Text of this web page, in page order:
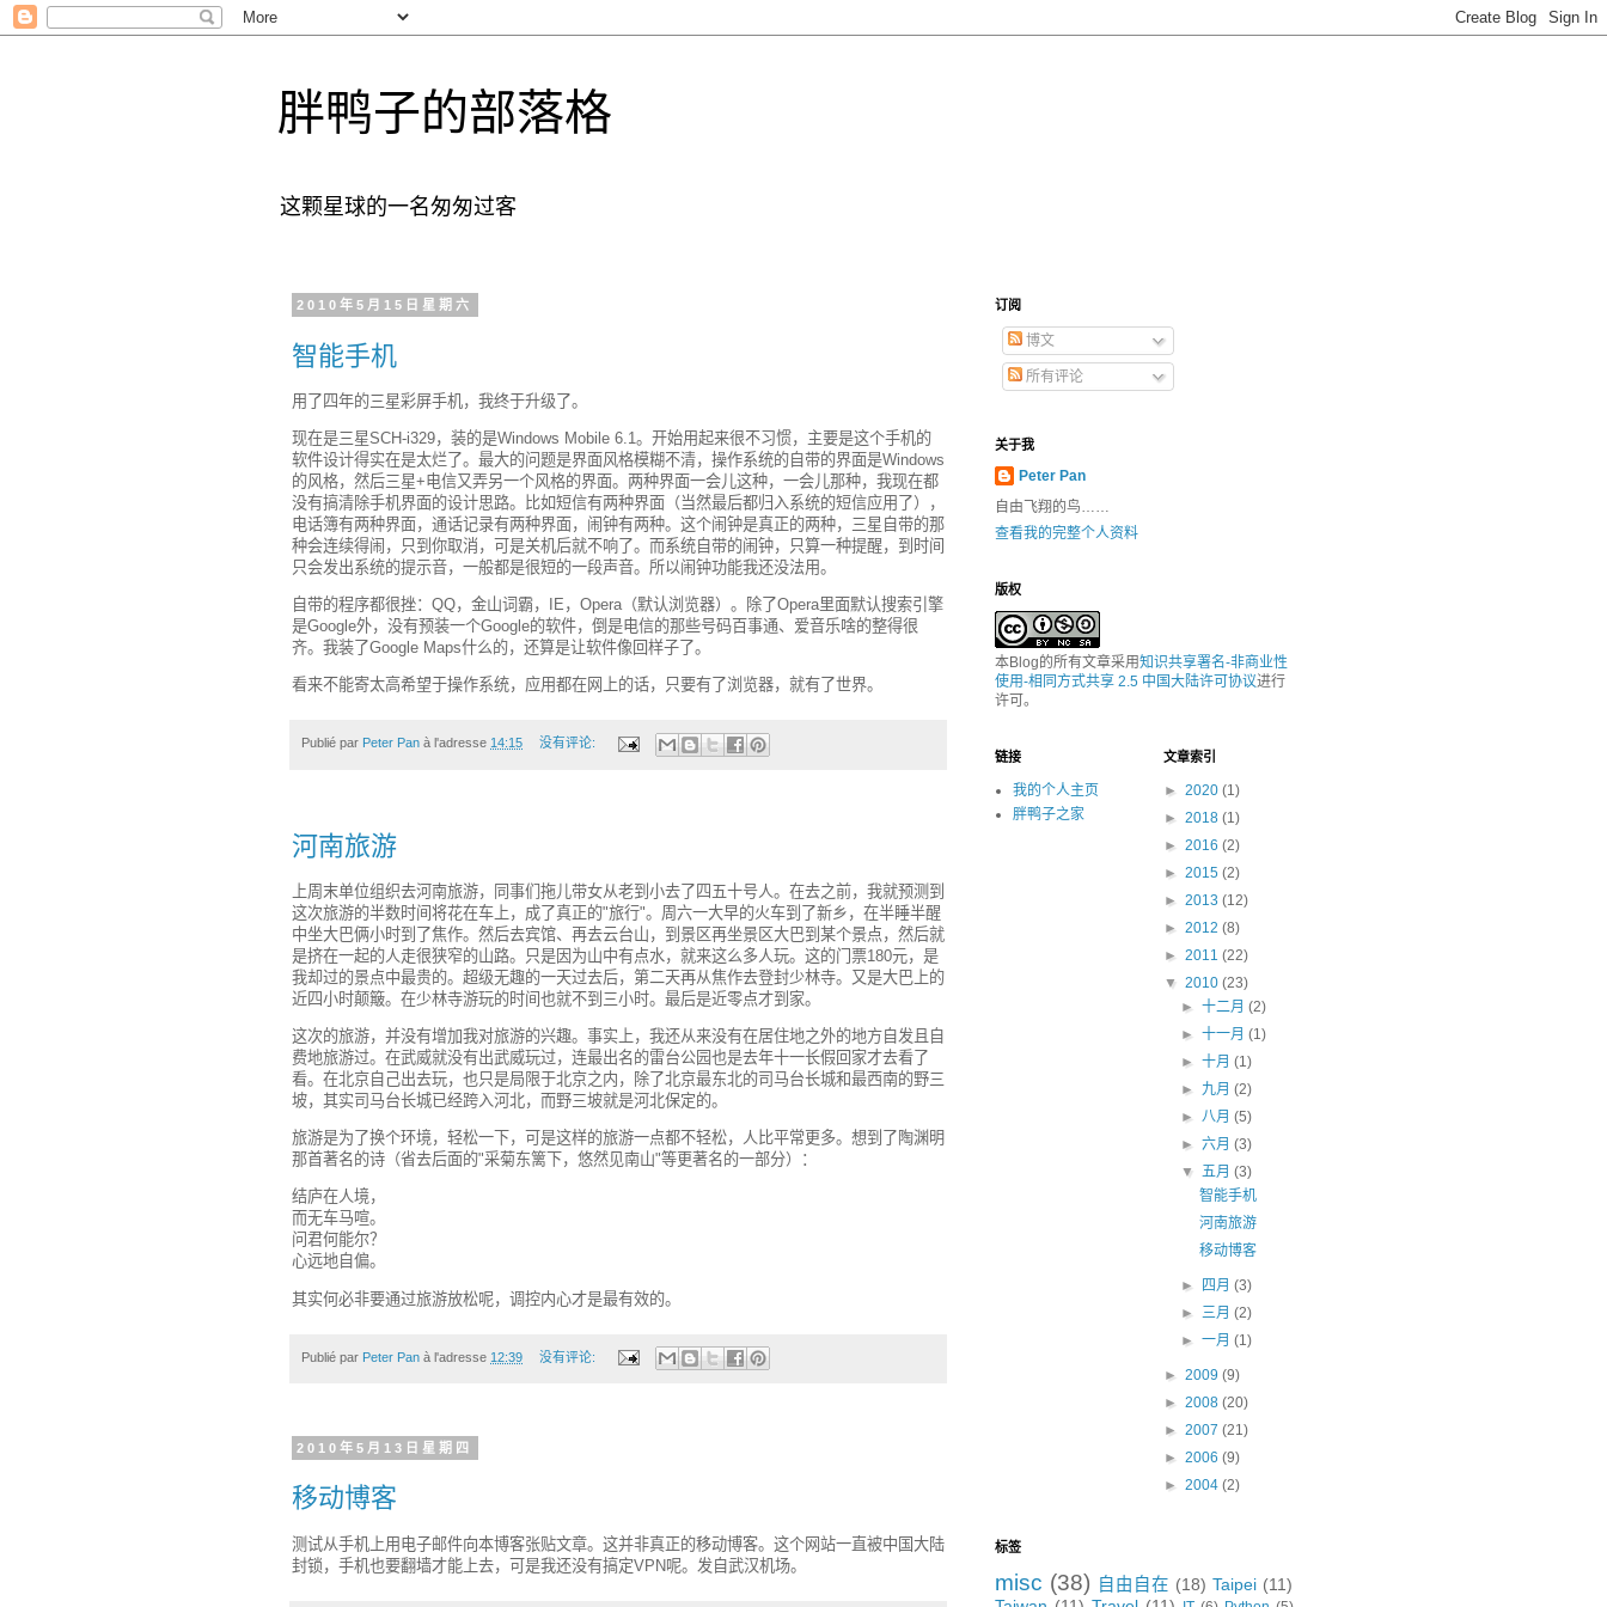
胖鸭子的部落格
这颗星球的一名匆匆过客
2010年5月15日星期六
智能手机
用了四年的三星彩屏手机，我终于升级了。
现在是三星SCH-i329，装的是Windows Mobile 6.1。开始用起来很不习惯，主要是这个手机的
软件设计得实在是太烂了。最大的问题是界面风格模糊不清，操作系统的自带的界面是Windows
的风格，然后三星+电信又弄另一个风格的界面。两种界面一会儿这种，一会儿那种，我现在都
没有搞清除手机界面的设计思路。比如短信有两种界面（当然最后都归入系统的短信应用了），
电话簿有两种界面，通话记录有两种界面，闹钟有两种。这个闹钟是真正的两种，三星自带的那
种会连续得闹，只到你取消，可是关机后就不响了。而系统自带的闹钟，只算一种提醒，到时间
只会发出系统的提示音，一般都是很短的一段声音。所以闹钟功能我还没法用。
自带的程序都很挫：QQ，金山词霸，IE，Opera（默认浏览器）。除了Opera里面默认搜索引擎
是Google外，没有预装一个Google的软件，倒是电信的那些号码百事通、爱音乐啥的整得很
齐。我装了Google Maps什么的，还算是让软件像回样子了。
看来不能寄太高希望于操作系统，应用都在网上的话，只要有了浏览器，就有了世界。
Publié par Peter Pan à l'adresse 14:15 没有评论:
河南旅游
上周末单位组织去河南旅游，同事们拖儿带女从老到小去了四五十号人。在去之前，我就预测到
这次旅游的半数时间将花在车上，成了真正的"旅行"。周六一大早的火车到了新乡，在半睡半醒
中坐大巴俩小时到了焦作。然后去宾馆、再去云台山，到景区再坐景区大巴到某个景点，然后就
是挤在一起的人走很狭窄的山路。只是因为山中有点水，就来这么多人玩。这的门票180元，是
我却过的景点中最贵的。超级无趣的一天过去后，第二天再从焦作去登封少林寺。又是大巴上的
近四小时颠簸。在少林寺游玩的时间也就不到三小时。最后是近零点才到家。
这次的旅游，并没有增加我对旅游的兴趣。事实上，我还从来没有在居住地之外的地方自发且自
费地旅游过。在武威就没有出武威玩过，连最出名的雷台公园也是去年十一长假回家才去看了
看。在北京自己出去玩，也只是局限于北京之内，除了北京最东北的司马台长城和最西南的野三
坡，其实司马台长城已经跨入河北，而野三坡就是河北保定的。
旅游是为了换个环境，轻松一下，可是这样的旅游一点都不轻松，人比平常更多。想到了陶渊明
那首著名的诗（省去后面的"采菊东篱下，悠然见南山"等更著名的一部分）：
结庐在人境，
而无车马喧。
问君何能尔？
心远地自偏。
其实何必非要通过旅游放松呢，调控内心才是最有效的。
Publié par Peter Pan à l'adresse 12:39 没有评论:
2010年5月13日星期四
移动博客
测试从手机上用电子邮件向本博客张贴文章。这并非真正的移动博客。这个网站一直被中国大陆
封锁，手机也要翻墙才能上去，可是我还没有搞定VPN呢。发自武汉机场。
订阅
博文
所有评论
关于我
Peter Pan
自由飞翔的鸟……
查看我的完整个人资料
版权
本Blog的所有文章采用知识共享署名-非商业性
使用-相同方式共享 2.5 中国大陆许可协议进行
许可。
链接
我的个人主页
胖鸭子之家
文章索引
► 2020 (1)
► 2018 (1)
► 2016 (2)
► 2015 (2)
► 2013 (12)
► 2012 (8)
► 2011 (22)
▼ 2010 (23)
►十二月(2)
►十一月(1)
►十月(1)
► 九月(2)
►八月(5)
►六月(3)
▼五月(3)
智能手机
河南旅游
移动博客
► 四月(3)
►三月(2)
►一月(1)
► 2009 (9)
► 2008 (20)
► 2007 (21)
► 2006 (9)
► 2004 (2)
标签
misc (38) 自由自在 (18) Taipei (11)